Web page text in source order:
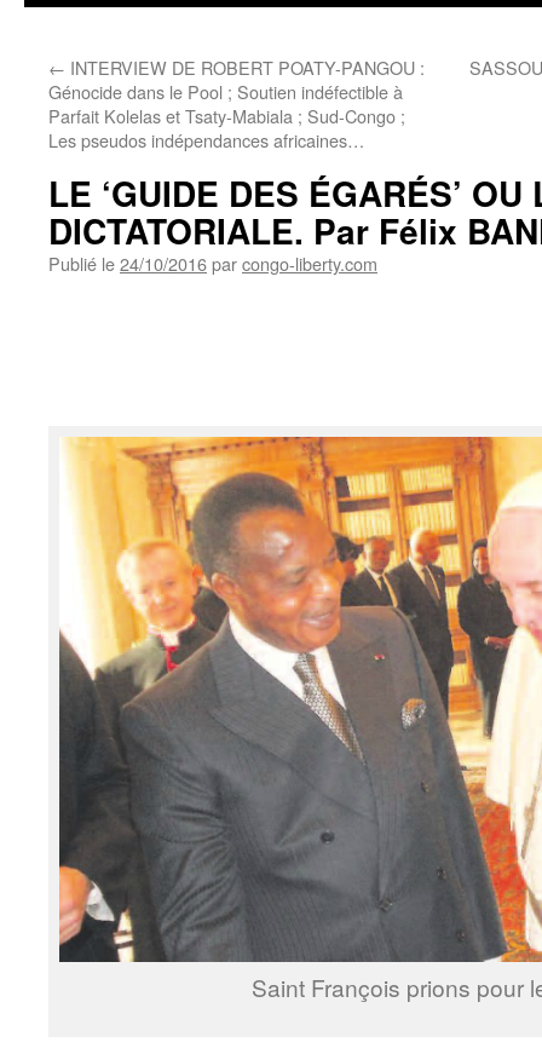
← INTERVIEW DE ROBERT POATY-PANGOU :
Génocide dans le Pool ; Soutien indéfectible à
Parfait Kolelas et Tsaty-Mabiala ; Sud-Congo ;
Les pseudos indépendances africaines…
LE ‘GUIDE DES ÉGARÉS’
DICTATORIALE. Par Félix
Publié le24/10/2016parcongo-liberty.com
Saint François prions pour